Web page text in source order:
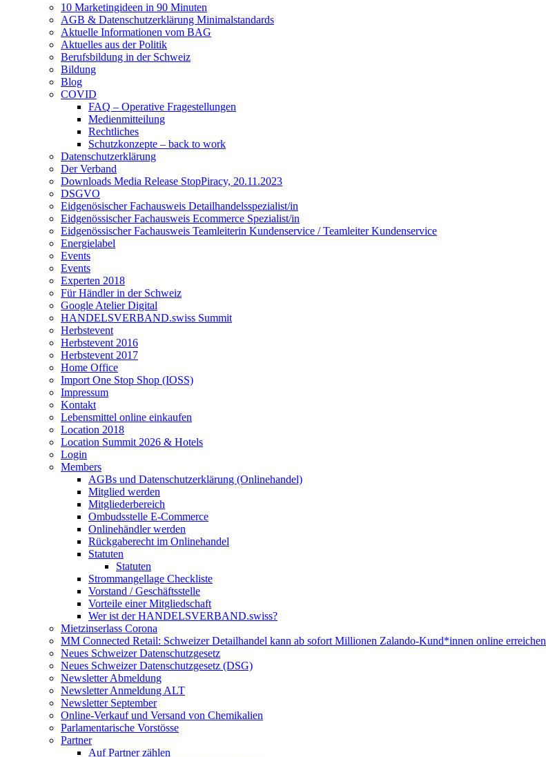
10 Marketingideen in 90 Minuten
AGB & Datenschutzerklärung Minimalstandards
Aktuelle Informationen vom BAG
Aktuelles aus der Politik
Berufsbildung in der Schweiz
Bildung
Blog
COVID
FAQ – Operative Fragestellungen
Medienmitteilung
Rechtliches
Schutzkonzepte – back to work
Datenschutzerklärung
Der Verband
Downloads Media Release StopPiracy, 20.11.2023
DSGVO
Eidgenösischer Fachausweis Detailhandelsspezialist/in
Eidgenössischer Fachausweis Ecommerce Spezialist/in
Eidgenössischer Fachausweis Teamleiterin Kundenservice / Teamleiter Kundenservice
Energielabel
Events
Events
Experten 2018
Für Händler in der Schweiz
Google Atelier Digital
HANDELSVERBAND.swiss Summit
Herbstevent
Herbstevent 2016
Herbstevent 2017
Home Office
Import One Stop Shop (IOSS)
Impressum
Kontakt
Lebensmittel online einkaufen
Location 2018
Location Summit 2026 & Hotels
Login
Members
AGBs und Datenschutzerklärung (Onlinehandel)
Mitglied werden
Mitgliederbereich
Ombudsstelle E-Commerce
Onlinehändler werden
Rückgaberecht im Onlinehandel
Statuten
Statuten
Strommangellage Checkliste
Vorstand / Geschäftsstelle
Vorteile einer Mitgliedschaft
Wer ist der HANDELSVERBAND.swiss?
Mietzinserlass Corona
MM Connected Retail: Schweizer Detailhandel kann ab sofort Millionen Zalando-Kund*innen online erreichen
Neues Schweizer Datenschutzgesetz
Neues Schweizer Datenschutzgesetz (DSG)
Newsletter Abmeldung
Newsletter Anmeldung ALT
Newsletter September
Online-Verkauf und Versand von Chemikalien
Parlamentarische Vorstösse
Partner
Auf Partner zählen